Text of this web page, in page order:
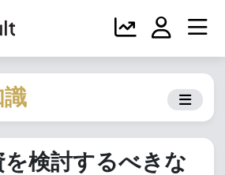
検討するべきな